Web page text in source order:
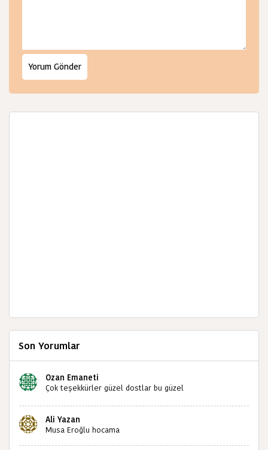
Son Yorumlar
Ozan Emaneti
Çok teşekkürler güzel dostlar bu güzel
sizlerin sayesinde türkülerimiz ölmeyecektir tekrar
teşekkürler saygılarımla
Ali Yazan
Musa Eroğlu hocama